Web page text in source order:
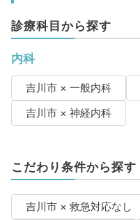
診療科目から探す
内科
吉川市 × 一般内科
吉川市 × 神経内科
こだわり条件から探す
吉川市 × 救急対応なし